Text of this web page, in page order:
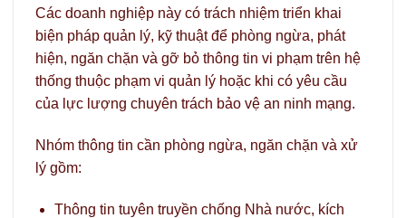
Các doanh nghiệp này có trách nhiệm triển khai
biện pháp quản lý, kỹ thuật để phòng ngừa, phát
hiện, ngăn chặn và gỡ bỏ thông tin vi phạm trên hệ
thống thuộc phạm vi quản lý hoặc khi có yêu cầu
của lực lượng chuyên trách bảo vệ an ninh mạng.
Nhóm thông tin cần phòng ngừa, ngăn chặn và xử
lý gồm:
Thông tin tuyên truyền chống Nhà nước, kích